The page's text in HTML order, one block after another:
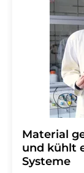
widerrufen.
Abbestellung
enthalten.
Material
und kühlt
Systeme